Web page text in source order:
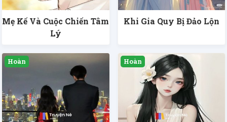
Mẹ Kế Và Cuộc Chiến Tâm
Lý
Khi Gia Quy Bị Đảo Lộn